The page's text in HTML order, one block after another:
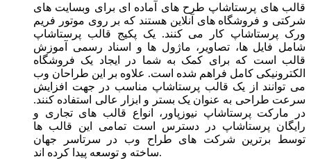
قالب های پرستاشاپ طرح های آماده ای برای وبسایت های
شرکتی و فروشگاه های آنلاین هستند که بر روی موتور فریم
ورک پرستاشاپ کار می کنند. یک پکیج قالب پرستاشاپ
شامل فایل ها، تصاویر، ماژول ها و اسناد رسمی آموزش
قالب است که برای کمک به شما در ایجاد یک فروشگاه
الکترونیکی کامل فراهم شده است. علاوه بر این طراحان وب
می توانند از یک قالب پرستاشاپ مناسب در جهت افزایش
سرعت طراحی به عنوان یک بستر و ابزار عالی استفاده کنند.
در مارکت پرستاشاپ نیوزپاور، انواع قالب های تجاری و
رایگان پرستاشاپ در دسترس است تمامی این قالب ها
توسط برترین شرکت های طراح وب در سرتاسر جهان
ساخته و توسعه پیدا کرده اند.